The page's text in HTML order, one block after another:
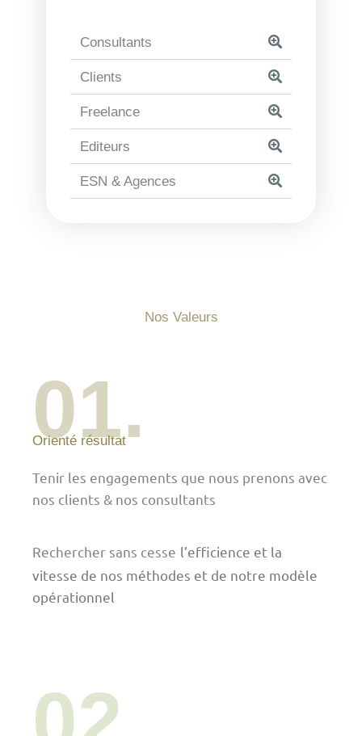
Consultants
Clients
Freelance
Editeurs
ESN & Agences
Nos Valeurs
01.
Orienté résultat
Tenir les engagements que nous prenons avec
nos clients & nos consultants
Rechercher sans cesse l’efficience et la
vitesse de nos méthodes et de notre modèle
opérationnel